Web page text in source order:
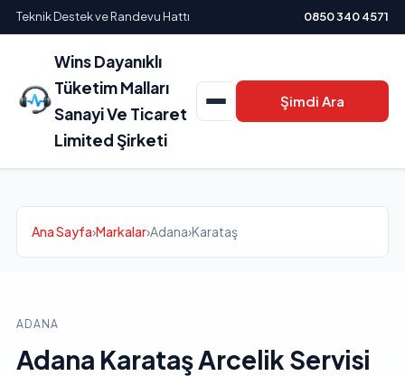
Teknik Destek ve Randevu Hattı 0850 340 4571
Wins Dayanıklı
Tüketim Malları
Sanayi Ve Ticaret
Limited Şirketi
Şimdi Ara
Ana Sayfa›Markalar›Adana›Karataş
ADANA
Adana Karataş Arcelik Servisi